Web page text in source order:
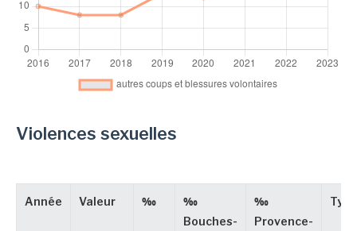
Violences sexuelles
Année Valeur ‰
‰
Bouches-
‰
Provence-
Type